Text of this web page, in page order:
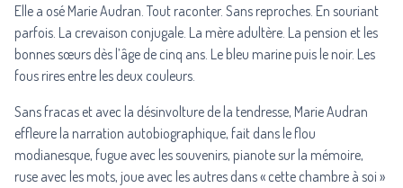
Elle a osé Marie Audran. Tout raconter. Sans reproches. En souriant
parfois. La crevaison conjugale. La mère adultère. La pension et les
bonnes sœurs dès l’âge de cinq ans. Le bleu marine puis le noir. Les
fous rires entre les deux couleurs.
Sans fracas et avec la désinvolture de la tendresse, Marie Audran
effleure la narration autobiographique, fait dans le flou
modianesque, fugue avec les souvenirs, pianote sur la mémoire,
ruse avec les mots, joue avec les autres dans « cette chambre à soi »